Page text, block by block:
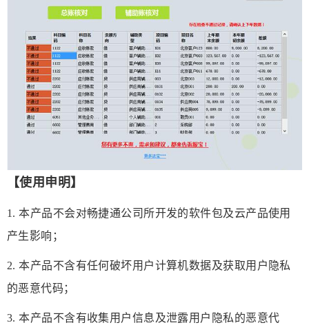
【使用申明】
1. 本产品不会对畅捷通公司所开发的软件包及云产品使用
产生影响；
2. 本产品不含有任何破坏用户计算机数据及获取用户隐私
的恶意代码；
3. 本产品不含有收集用户信息及泄露用户隐私的恶意代